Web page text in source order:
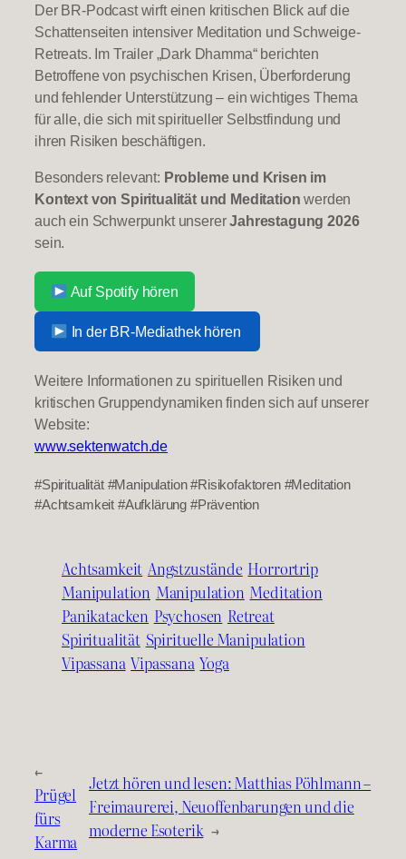
Der BR-Podcast wirft einen kritischen Blick auf die
Schattenseiten intensiver Meditation und Schweige-
Retreats. Im Trailer „Dark Dhamma“ berichten
Betroffene von psychischen Krisen, Überforderung
und fehlender Unterstützung – ein wichtiges Thema
für alle, die sich mit spiritueller Selbstfindung und
ihren Risiken beschäftigen.
Besonders relevant: Probleme und Krisen im
Kontext von Spiritualität und Meditation werden
auch ein Schwerpunkt unsererJahrestagung 2026
sein.
Auf Spotify hören
In der BR-Mediathek hören
Weitere Informationen zu spirituellen Risiken und
kritischen Gruppendynamiken finden sich auf unserer
Website:
www.sektenwatch.de
#Spiritualität #Manipulation #Risikofaktoren #Meditation
#Achtsamkeit #Aufklärung #Prävention
Achtsamkeit Angstzustände Horrortrip
Manipulation Manipulation Meditation
Panikatacken Psychosen Retreat
Spiritualität Spirituelle Manipulation
Vipassana Vipassana Yoga
←
Prügel
fürs
Karma
Jetzt hören und lesen: Matthias Pöhlmann –
Freimaurerei, Neuoffenbarungen und die
moderne Esoterik →